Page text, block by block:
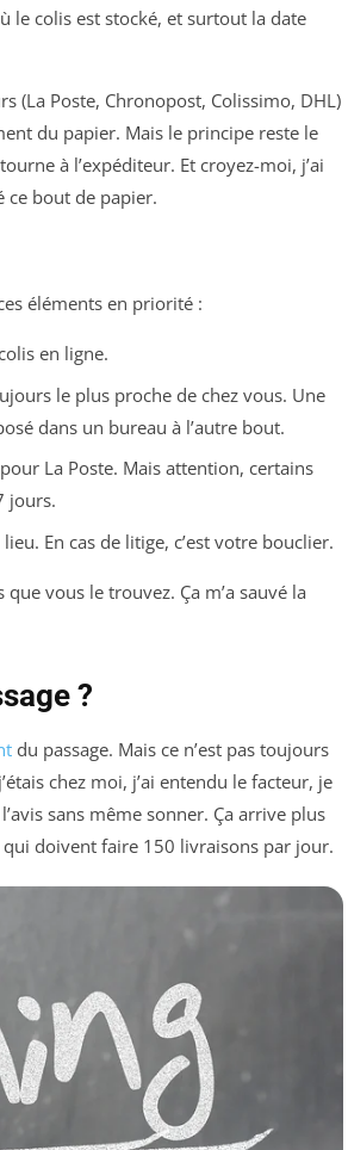
le colis est stocké, et surtout la date
(La Poste, Chronopost, Colissimo, DHL)
du papier. Mais le principe reste le
à l’expéditeur. Et croyez-moi, j’ai
ce bout de papier.
éléments en priorité :
en ligne.
le plus proche de chez vous. Une
dans un bureau à l’autre bout.
La Poste. Mais attention, certains
jours.
En cas de litige, c’est votre bouclier.
vous le trouvez. Ça m’a sauvé la
?
du passage. Mais ce n’est pas toujours
chez moi, j’ai entendu le facteur, je
sans même sonner. Ça arrive plus
doivent faire 150 livraisons par jour.